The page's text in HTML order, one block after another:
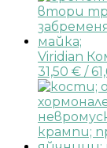
Viridian
31,50 € /